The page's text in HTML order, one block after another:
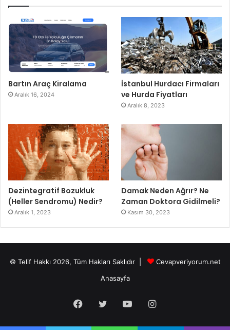
Bartın Araç Kiralama
Aralık 16, 2024
İstanbul Hurdacı Firmaları
ve Hurda Fiyatları
Aralık 8, 2023
Dezintegratif Bozukluk
(Heller Sendromu) Nedir?
Aralık 1, 2023
Damak Neden Ağrır? Ne
Zaman Doktora Gidilmeli?
Kasım 30, 2023
© Telif Hakkı 2026, Tüm Hakları Saklıdır |
Cevapveriyorum.net
Anasayfa
Facebook
TwitterYouTubeInstagram